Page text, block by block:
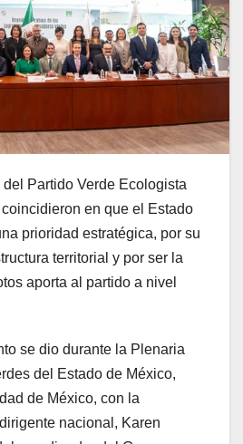
Partido Verde Ecologista
en que el Estado
prioridad estratégica, por su
territorial y por ser la
aporta al partido a nivel
se dio durante la Plenaria
del Estado de México,
de México, con la
nacional, Karen